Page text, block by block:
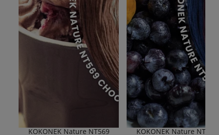
KOKONEK Nature NT569
KOKONEK Nature NT577